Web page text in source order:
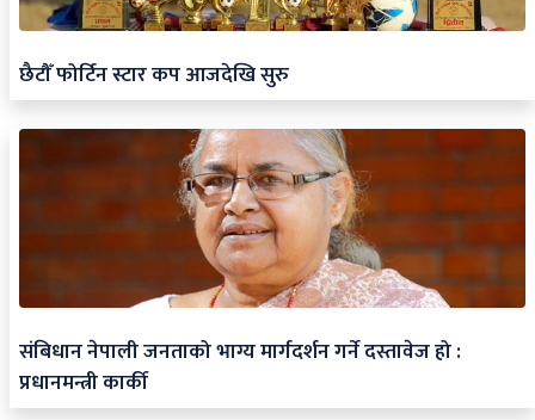
छैटौँ फोर्टिन स्टार कप आजदेखि सुरु
संबिधान नेपाली जनताको भाग्य मार्गदर्शन गर्ने दस्तावेज हो :
प्रधानमन्त्री कार्की